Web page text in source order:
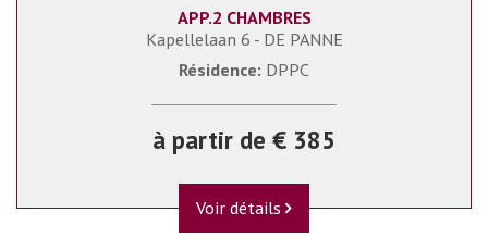
APP.2 CHAMBRES
Kapellelaan 6 - DE PANNE
Résidence: DPPC
à partir de € 385
Voir détails